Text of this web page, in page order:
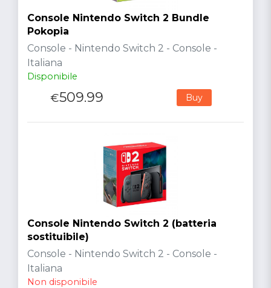
Console Nintendo Switch 2 Bundle
Pokopia
Console - Nintendo Switch 2 - Console -
Italiana
Disponibile
€509.99 Buy
Console Nintendo Switch 2 (batteria
sostituibile)
Console - Nintendo Switch 2 - Console -
Italiana
Non disponibile